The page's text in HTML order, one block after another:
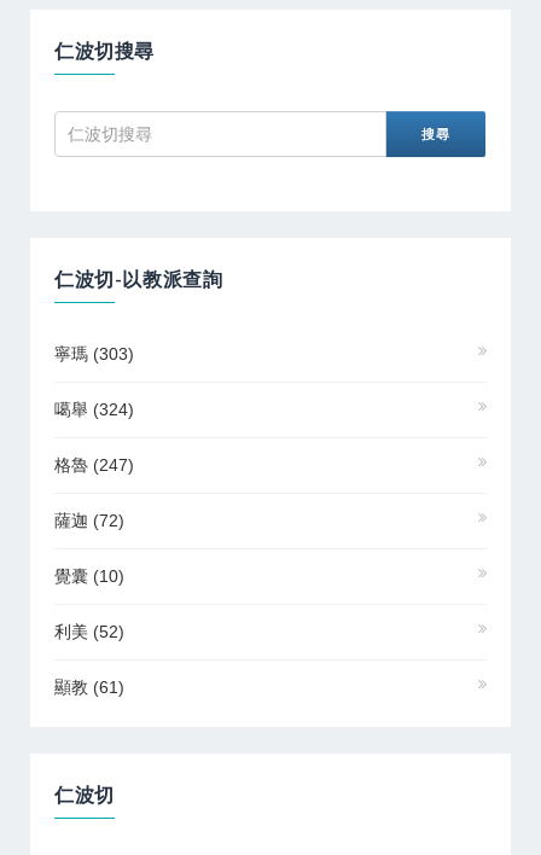
仁波切搜尋
仁波切-以教派查詢
寧瑪 (303)
噶舉 (324)
格魯 (247)
薩迦 (72)
覺囊 (10)
利美 (52)
顯教 (61)
仁波切